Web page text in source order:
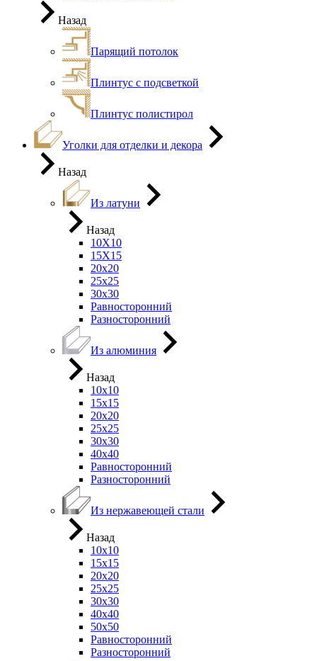
Назад
Парящий потолок
Плинтус с подсветкой
Плинтус полистирол
Уголки для отделки и декора
Назад
Из латуни
Назад
10Х10
15Х15
20х20
25х25
30х30
Равносторонний
Разносторонний
Из алюминия
Назад
10х10
15х15
20х20
25х25
30х30
40х40
Равносторонний
Разносторонний
Из нержавеющей стали
Назад
10х10
15х15
20х20
25х25
30х30
40х40
50х50
Равносторонний
Разносторонний